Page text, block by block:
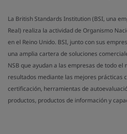
La British Standards Institution (BSI, una
Real) realiza la actividad de Organismo
en el Reino Unido. BSI, junto con sus
una amplia cartera de soluciones
NSB que ayudan a las empresas de todo el
resultados mediante las mejores prácticas
certificación, herramientas de
productos, productos de información y